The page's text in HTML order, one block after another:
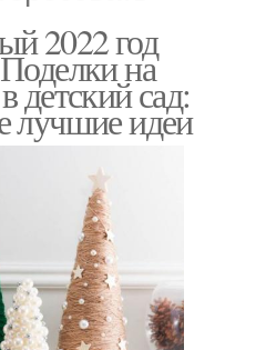
2022 год
на
детский сад:
лучшие идеи